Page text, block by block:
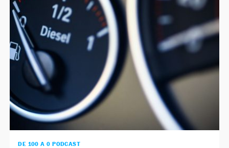
NEWSLETTER
SÍGUENOS
DE 100 A 0 PODCAST